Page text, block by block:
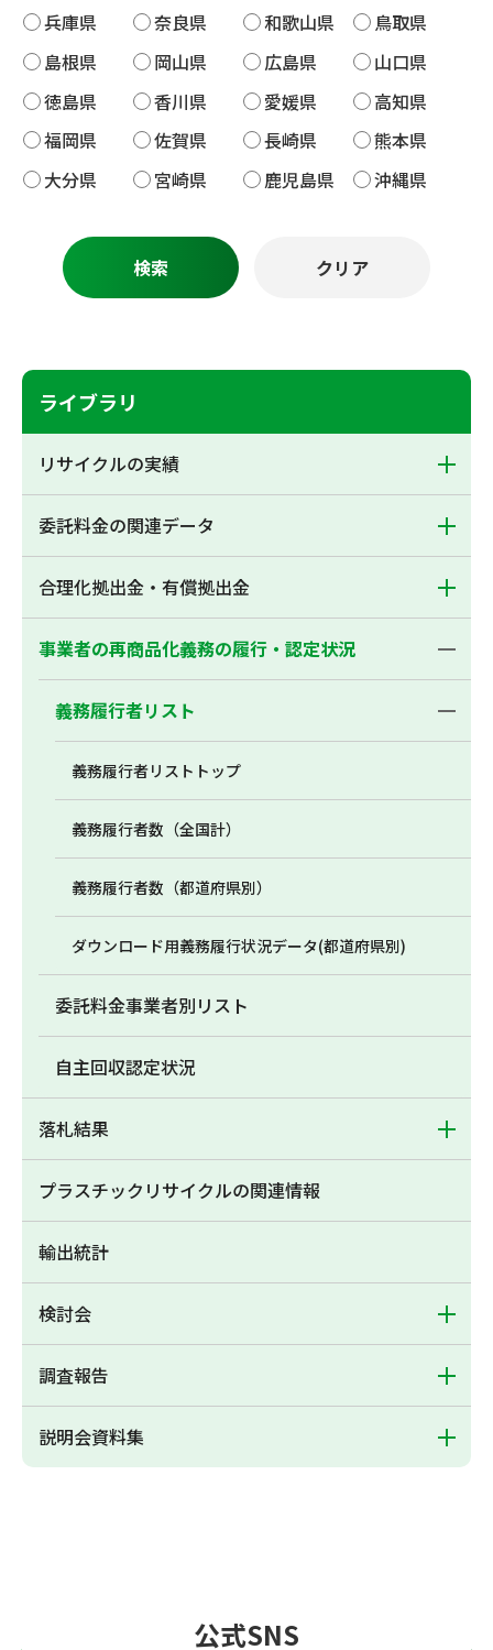
兵庫県
奈良県 和歌山県
鳥取県
島根県
岡山県 広島県
山口県
徳島県
香川県 愛媛県
高知県
福岡県
佐賀県 長崎県
熊本県
大分県
宮崎県 鹿児島県 沖縄県
ライブラリ
リサイクルの実績
委託料金の関連データ
合理化拠出金・有償拠出金
事業者の再商品化義務の履行・認定状況
義務履行者リスト
義務履行者リストトップ
義務履行者数（全国計）
義務履行者数（都道府県別）
ダウンロード用義務履行状況データ(都道府県別)
委託料金事業者別リスト
自主回収認定状況
落札結果
プラスチックリサイクルの関連情報
輸出統計
検討会
調査報告
説明会資料集
公式SNS